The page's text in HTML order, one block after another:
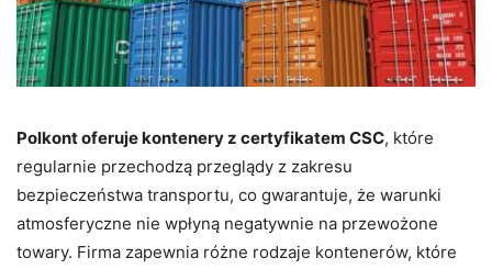
Polkont oferuje kontenery z certyfikatem CSC, które
regularnie przechodzą przeglądy z zakresu
bezpieczeństwa transportu, co gwarantuje, że warunki
atmosferyczne nie wpłyną negatywnie na przewożone
towary. Firma zapewnia różne rodzaje kontenerów, które